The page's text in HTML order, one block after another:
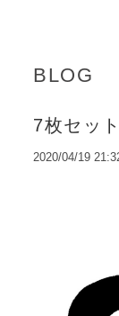
BLOG
7枚セッ
2020/04/19